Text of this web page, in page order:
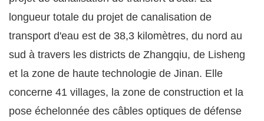
longueur totale du projet de canalisation de
transport d'eau est de 38,3 kilomètres, du nord au
sud à travers les districts de Zhangqiu, de Lisheng
et la zone de haute technologie de Jinan. Elle
concerne 41 villages, la zone de construction et la
pose échelonnée des câbles optiques de défense